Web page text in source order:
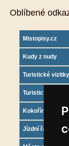
Oblíbené
Mistopisy.cz
Kudy z nudy
Turistické vizitky
Turistický deník
Kokořínsko info
Jízdní řády